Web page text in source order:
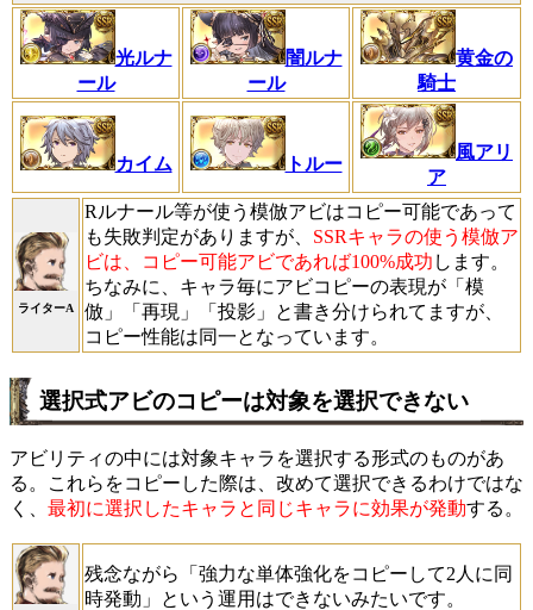
光ルナ
ール
闇ルナ
ール
黄金の
騎士
カイム トルー
風アリ
ア
ライターA
Rルナール等が使う模倣アビはコピー可能であって
も失敗判定がありますが、 SSRキャラの使う模倣ア
ビは、コピー可能アビであれば100%成功 します。
ちなみに、キャラ毎にアビコピーの表現が「模
倣」「再現」「投影」と書き分けられてますが、
コピー性能は同一となっています。
選択式アビのコピーは対象を選択できない
アビリティの中には対象キャラを選択する形式のものがあ
る。これらをコピーした際は、改めて選択できるわけではな
く、 最初に選択したキャラと同じキャラに効果が発動する。
残念ながら「強力な単体強化をコピーして2人に同
時発動」という運用はできないみたいです。